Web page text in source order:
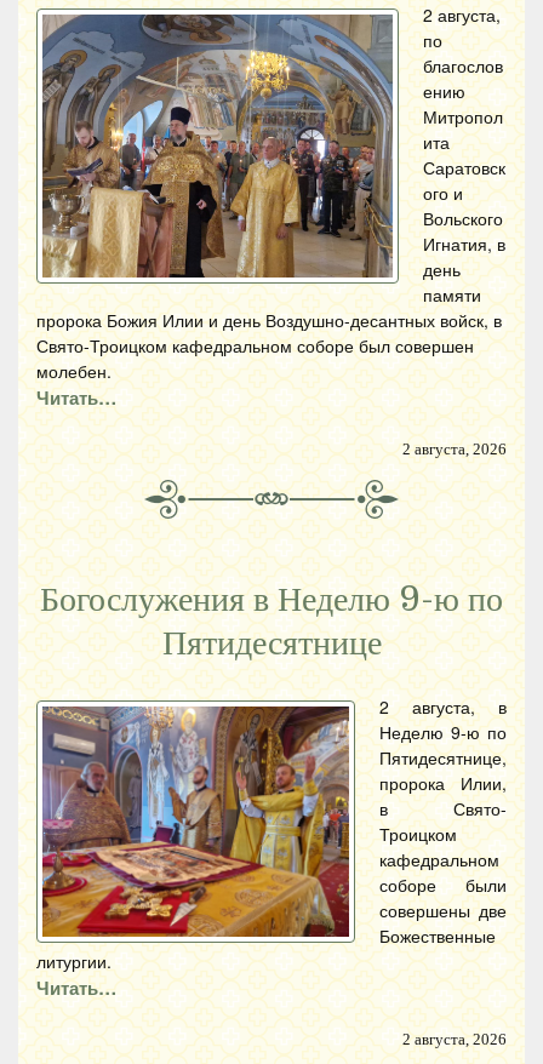
2 августа,
по
благослов
ению
Митропол
ита
Саратовск
ого и
Вольского
Игнатия, в
день
памяти
пророка Божия Илии и день Воздушно-десантных войск, в
Свято-Троицком кафедральном соборе был совершен
молебен.
Читать…
2 августа, 2026
Богослужения в Неделю 9-ю по
Пятидесятнице
2 августа, в
Неделю 9-ю по
Пятидесятнице,
пророка Илии,
в Свято-
Троицком
кафедральном
соборе были
совершены две
Божественные
литургии.
Читать…
2 августа, 2026